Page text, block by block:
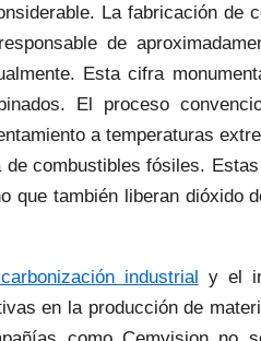
La fabricación de
de
Esta cifra
El proceso
a temperaturas
combustibles fósiles.
también liberan dióxido
industrial y el
en la producción de